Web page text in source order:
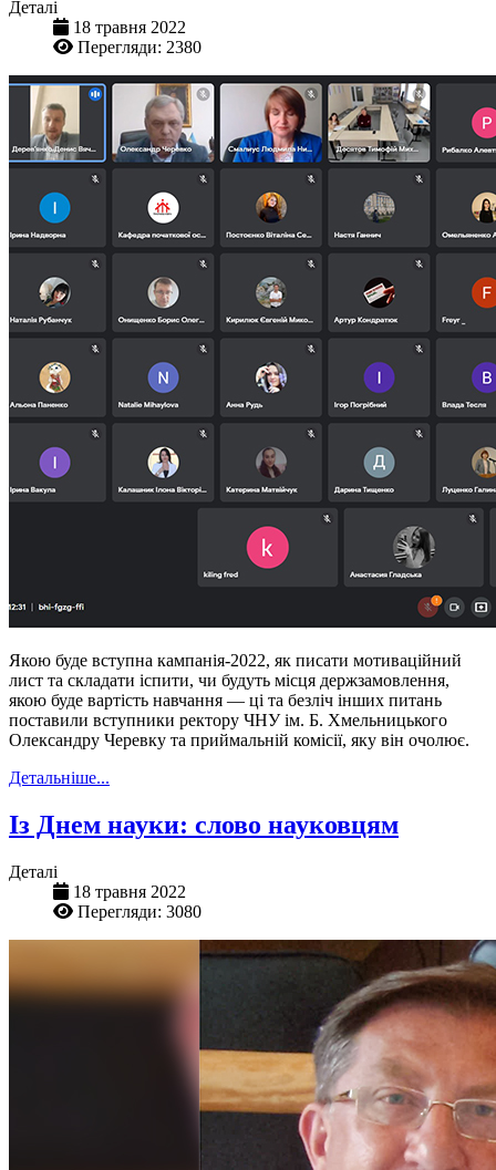
Деталі
18 травня 2022
Перегляди: 2380
Якою буде вступна кампанія-2022, як писати мотиваційний
лист та складати іспити, чи будуть місця держзамовлення,
якою буде вартість навчання — ці та безліч інших питань
поставили вступники ректору ЧНУ ім. Б. Хмельницького
Олександру Черевку та приймальній комісії, яку він очолює.
Детальніше...
Із Днем науки: слово науковцям
Деталі
18 травня 2022
Перегляди: 3080